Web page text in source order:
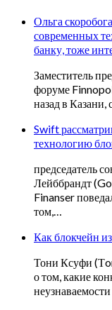
Ольга
современных
банку, тоже
Заместитель
форуме
назад в
Swift
технологию
председатель
Лейббрандт
Finanser
том,…
Как блокчейн
Тони Ксуфи
о том, какие